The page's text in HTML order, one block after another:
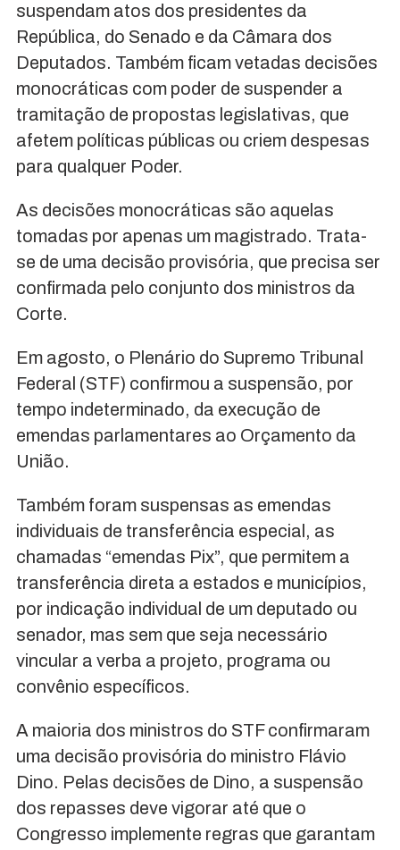
suspendam atos dos presidentes da
República, do Senado e da Câmara dos
Deputados. Também ficam vetadas decisões
monocráticas com poder de suspender a
tramitação de propostas legislativas, que
afetem políticas públicas ou criem despesas
para qualquer Poder.
As decisões monocráticas são aquelas
tomadas por apenas um magistrado. Trata-
se de uma decisão provisória, que precisa ser
confirmada pelo conjunto dos ministros da
Corte.
Em agosto, o Plenário do Supremo Tribunal
Federal (STF) confirmou a suspensão, por
tempo indeterminado, da execução de
emendas parlamentares ao Orçamento da
União.
Também foram suspensas as emendas
individuais de transferência especial, as
chamadas “emendas Pix”, que permitem a
transferência direta a estados e municípios,
por indicação individual de um deputado ou
senador, mas sem que seja necessário
vincular a verba a projeto, programa ou
convênio específicos.
A maioria dos ministros do STF confirmaram
uma decisão provisória do ministro Flávio
Dino. Pelas decisões de Dino, a suspensão
dos repasses deve vigorar até que o
Congresso implemente regras que garantam